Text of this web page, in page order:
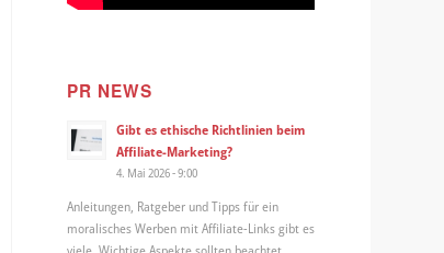
PR NEWS
Gibt es ethische Richtlinien beim
Affiliate-Marketing?
4. Mai 2026 - 9:00
Anleitungen, Ratgeber und Tipps für ein
moralisches Werben mit Affiliate-Links gibt es